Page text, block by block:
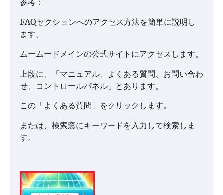
FAQセクションへのアクセス方法を簡単に説明し
ます。
ムームードメインの公式サイトにアクセスします。
上段に、「マニュアル、よくある質問、お問い合わ
せ、コントロールパネル」とあります。
この「よくある質問」をクリックします。
または、検索窓にキーワードを入力して検索しま
す。